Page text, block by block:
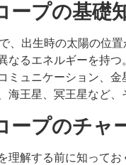
ープの基礎
、出生時の太陽の位
なるエネルギーを持
ミュニケーション、金
海王星、冥王星など、
ープのチャ
理解する前に知って